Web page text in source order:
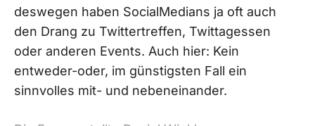
deswegen haben SocialMedians ja oft auch
den Drang zu Twittertreffen, Twittagessen
oder anderen Events. Auch hier: Kein
entweder-oder, im günstigsten Fall ein
sinnvolles mit- und nebeneinander.